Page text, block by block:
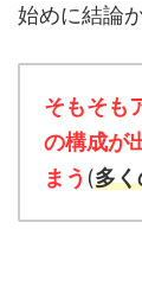
始めに結論
そもそも
の構成が
まう (多